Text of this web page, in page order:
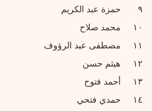
٩
حمزة عبد الكريم
١٠
محمد صلاح
١١
مصطفى عبد الرؤوف
١٢
هيثم حسن
١٣
أحمد فتوح
١٤
حمدي فتحي